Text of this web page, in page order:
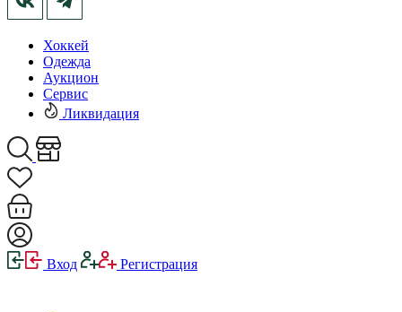
Хоккей
Одежда
Аукцион
Сервис
Ликвидация
Вход Регистрация